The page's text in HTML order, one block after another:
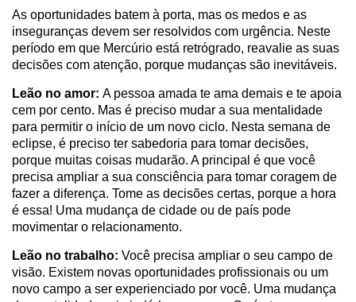
As oportunidades batem à porta, mas os medos e as
inseguranças devem ser resolvidos com urgência. Neste
período em que Mercúrio está retrógrado, reavalie as suas
decisões com atenção, porque mudanças são inevitáveis.
Leão no amor: A pessoa amada te ama demais e te apoia
cem por cento. Mas é preciso mudar a sua mentalidade
para permitir o início de um novo ciclo. Nesta semana de
eclipse, é preciso ter sabedoria para tomar decisões,
porque muitas coisas mudarão. A principal é que você
precisa ampliar a sua consciência para tomar coragem de
fazer a diferença. Tome as decisões certas, porque a hora
é essa! Uma mudança de cidade ou de país pode
movimentar o relacionamento.
Leão no trabalho: Você precisa ampliar o seu campo de
visão. Existem novas oportunidades profissionais ou um
novo campo a ser experienciado por você. Uma mudança